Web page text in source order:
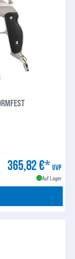
365,82 €* UVP
Auf Lager